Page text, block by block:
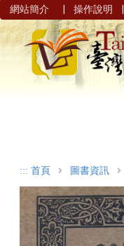
網站簡介 | 操作說明 |
::: 首頁 圖書資訊